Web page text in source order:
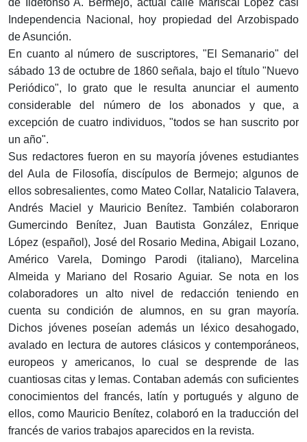
de Ildefonso A. Bermejo, actual calle Mariscal López casi
Independencia Nacional, hoy propiedad del Arzobispado
de Asunción.
En cuanto al número de suscriptores, "El Semanario" del
sábado 13 de octubre de 1860 señala, bajo el título "Nuevo
Periódico", lo grato que le resulta anunciar el aumento
considerable del número de los abonados y que, a
excepción de cuatro individuos, "todos se han suscrito por
un año".
Sus redactores fueron en su mayoría jóvenes estudiantes
del Aula de Filosofía, discípulos de Bermejo; algunos de
ellos sobresalientes, como Mateo Collar, Natalicio Talavera,
Andrés Maciel y Mauricio Benítez. También colaboraron
Gumercindo Benítez, Juan Bautista González, Enrique
López (español), José del Rosario Medina, Abigail Lozano,
Américo Varela, Domingo Parodi (italiano), Marcelina
Almeida y Mariano del Rosario Aguiar. Se nota en los
colaboradores un alto nivel de redacción teniendo en
cuenta su condición de alumnos, en su gran mayoría.
Dichos jóvenes poseían además un léxico desahogado,
avalado en lectura de autores clásicos y contemporáneos,
europeos y americanos, lo cual se desprende de las
cuantiosas citas y lemas. Contaban además con suficientes
conocimientos del francés, latín y portugués y alguno de
ellos, como Mauricio Benítez, colaboró en la traducción del
francés de varios trabajos aparecidos en la revista.